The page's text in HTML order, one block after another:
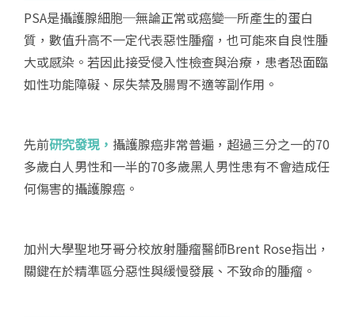
PSA是攝護腺細胞─無論正常或癌變─所產生的蛋白
質，數值升高不一定代表惡性腫瘤，也可能來自良性腫
大或感染。若因此接受侵入性檢查與治療，患者恐面臨
如性功能障礙、尿失禁及腸胃不適等副作用。
先前研究發現， 攝護腺癌非常普遍，超過三分之一的70
多歲白人男性和一半的70多歲黑人男性患有不會造成任
何傷害的攝護腺癌。
加州大學聖地牙哥分校放射腫瘤醫師Brent Rose指出，
關鍵在於精準區分惡性與緩慢發展、不致命的腫瘤。